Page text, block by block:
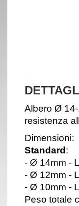
Albero Ø
resistenza
Dimensioni:
Standard :
- Ø 14mm -
- Ø 12mm -
- Ø 10mm -
Peso totale